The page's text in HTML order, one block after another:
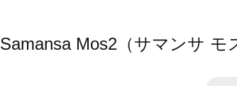
Samansa Mos2（サマンサ